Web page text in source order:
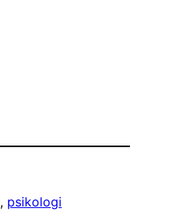
, psikologi